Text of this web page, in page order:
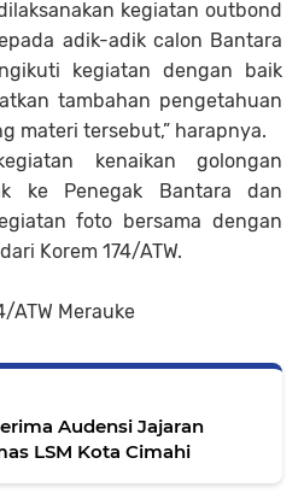
kegiatan outbond
adik-adik calon Bantara
kegiatan dengan baik
tambahan pengetahuan
materi tersebut,” harapnya.
kenaikan golongan
ke Penegak Bantara dan
foto bersama dengan
Korem 174/ATW.
ATW Merauke
Audensi Jajaran
LSM Kota Cimahi